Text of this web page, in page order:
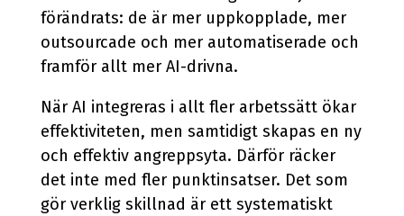
förändrats: de är mer uppkopplade, mer
outsourcade och mer automatiserade och
framför allt mer AI-drivna.
När AI integreras i allt fler arbetssätt ökar
effektiviteten, men samtidigt skapas en ny
och effektiv angreppsyta. Därför räcker
det inte med fler punktinsatser. Det som
gör verklig skillnad är ett systematiskt